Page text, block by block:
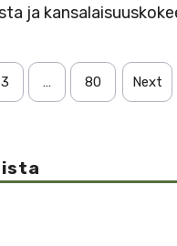
ja
3 … 80 Next